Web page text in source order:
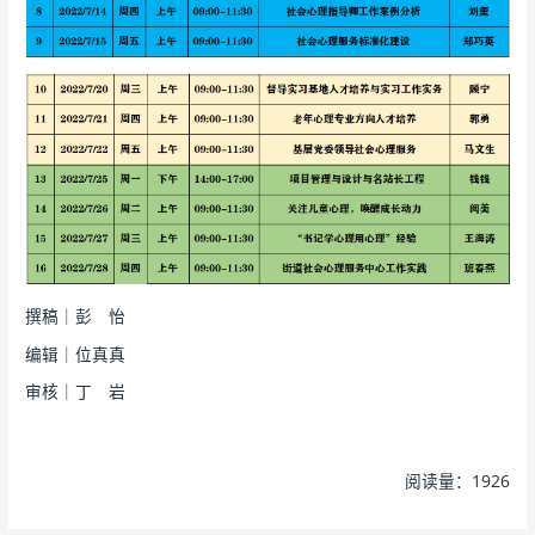
撰稿｜彭 怡
编辑｜位真真
审核｜丁 岩
阅读量：1926